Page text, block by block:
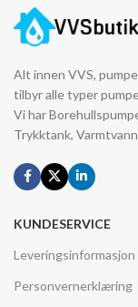
Alt innen VVS,
tilbyr alle typer
Vi har
Trykktank,
KUNDESERVICE
Leveringsinformasjon
Personvernerklæring